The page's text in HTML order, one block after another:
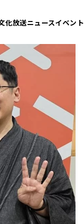
化放送ニュースイベント